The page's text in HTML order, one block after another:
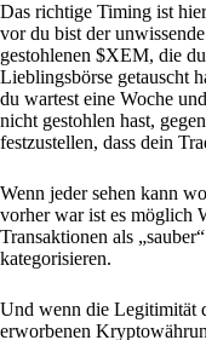
Das richtige Timing ist
vor du bist der
gestohlenen $XEM, die
Lieblingsbörse getauscht
du wartest eine Woche
nicht gestohlen hast,
festzustellen, dass dein
Wenn jeder sehen kann
vorher war ist es möglich
Transaktionen als
kategorisieren.
Und wenn die Legitimität
erworbenen